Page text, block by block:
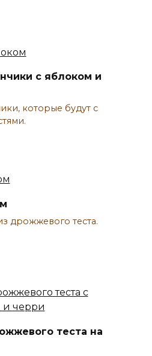
с яблоком и
которые будут с
дрожжевого теста.
теста на